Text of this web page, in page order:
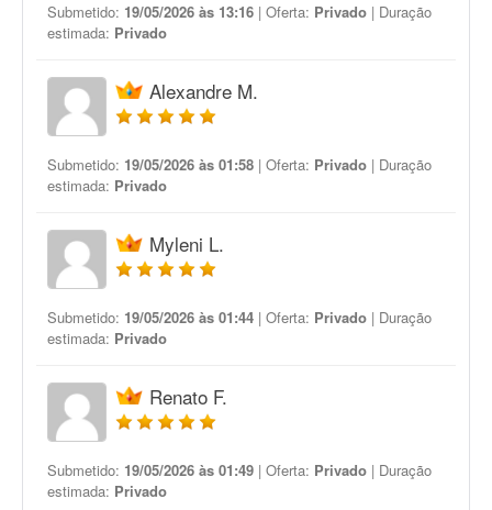
Submetido: 19/05/2026 às 13:16 | Oferta: Privado | Duração
estimada: Privado
Alexandre M.
Submetido: 19/05/2026 às 01:58 | Oferta: Privado | Duração
estimada: Privado
Myleni L.
Submetido: 19/05/2026 às 01:44 | Oferta: Privado | Duração
estimada: Privado
Renato F.
Submetido: 19/05/2026 às 01:49 | Oferta: Privado | Duração
estimada: Privado